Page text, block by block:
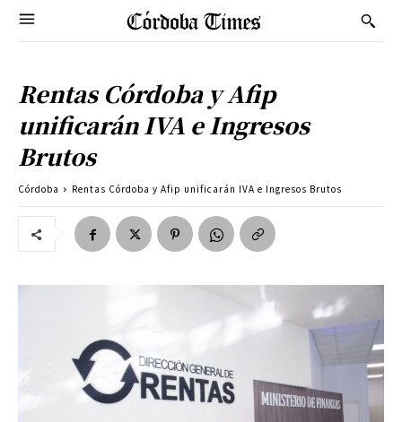
Rentas Córdoba y Afip
unificarán IVA e Ingresos
Brutos
Córdoba Rentas Córdoba y Afip unificarán IVA e Ingresos Brutos